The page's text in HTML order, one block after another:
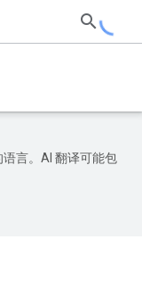
言。AI 翻译可能包